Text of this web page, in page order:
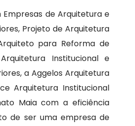
Empresas de Arquitetura e
Projeto de Arquitetura
para Reforma de
Institucional e
a Aggelos Arquitetura
Arquitetura Institucional
Maia com a eficiência
de ser uma empresa de